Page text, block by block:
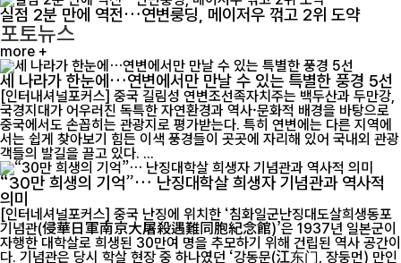
실점 2분 만에 역전…연변룽딩, 메이저우 꺾고 2위 도약
포토뉴스
more +
세 나라가 한눈에…연변에서만 만날 수 있는 특별한 풍경 5선
[인터내셔널포커스] 중국 길림성 연변조선족자치주는 백두산과 두만강,
국경지대가 어우러진 독특한 자연환경과 역사·문화적 배경을 바탕으로
중국에서도 손꼽히는 관광지로 평가받는다. 특히 연변에는 다른 지역에
서는 쉽게 찾아보기 힘든 이색 풍경들이 곳곳에 자리해 있어 국내외 관광
객들의 발길을 끌고 있다. ...
“30만 희생의 기억”… 난징대학살 희생자 기념관과 역사적
의미
[인터네셔널포커스] 중국 난징에 위치한 ‘침화일군난징대도살희생동포
기념관(侵華日軍南京大屠殺遇難同胞紀念館)’은 1937년 일본군이
자행한 대학살로 희생된 30만여 명을 추모하기 위해 건립된 역사 공간이
다. 기념관은 당시 학살 현장 중 하나였던 ‘강동문(江东门, 장둥먼) 만인